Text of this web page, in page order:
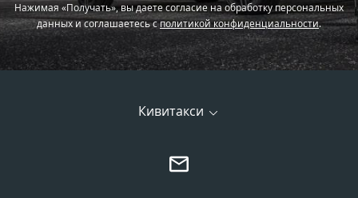
Нажимая «Получать», вы даете согласие на обработку персональных
данных и соглашаетесь сполитикой конфиденциальности.
Кивитакси